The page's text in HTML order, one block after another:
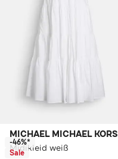
MICHAEL MICHAEL KORS
Midikleid weiß
-46%*
Sale